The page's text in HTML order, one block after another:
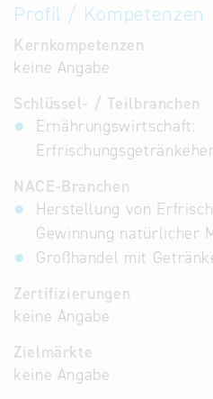
Profil / Kompetenzen
Kernkompetenzen
keine Angabe
Schlüssel- / Teilbranchen
Ernährungswirtschaft:
NACE-Branchen
Herstellung von
Gewinnung natürlicher
Großhandel mit
Zertifizierungen
keine Angabe
Zielmärkte
keine Angabe